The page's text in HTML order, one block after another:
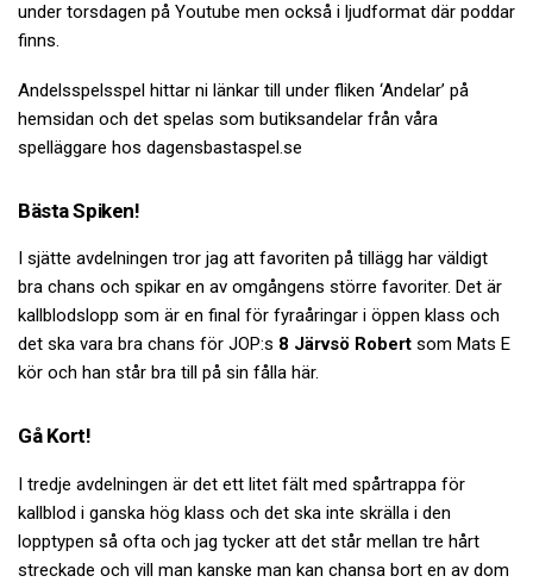
under torsdagen på Youtube men också i ljudformat där poddar
finns.
Andelsspelsspel hittar ni länkar till under fliken ‘Andelar’ på
hemsidan och det spelas som butiksandelar från våra
spelläggare hos dagensbastaspel.se
Bästa Spiken!
I sjätte avdelningen tror jag att favoriten på tillägg har väldigt
bra chans och spikar en av omgångens större favoriter. Det är
kallblodslopp som är en final för fyraåringar i öppen klass och
det ska vara bra chans för JOP:s 8 Järvsö Robert som Mats E
kör och han står bra till på sin fålla här.
Gå Kort!
I tredje avdelningen är det ett litet fält med spårtrappa för
kallblod i ganska hög klass och det ska inte skrälla i den
lopptypen så ofta och jag tycker att det står mellan tre hårt
streckade och vill man kanske man kan chansa bort en av dom